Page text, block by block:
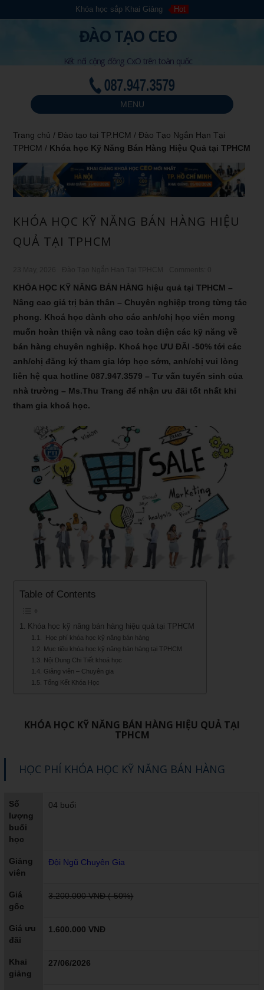
Khóa học sắp Khai Giảng Hot
ĐÀO TẠO CEO
Kết nối cộng đồng CxO trên toàn quốc
087.947.3579
MENU
Trang chủ /Đào tạo tại TP.HCM /Đào Tạo Ngắn Hạn Tại
TPHCM / Khóa học Kỹ Năng Bán Hàng Hiệu Quả tại TPHCM
KHÓA HỌC KỸ NĂNG BÁN HÀNG HIỆU
QUẢ TẠI TPHCM
KHÓA HỌC KỸ NĂNG BÁN HÀNG hiệu quả tại TPHCM –
Nâng cao giá trị bản thân – Chuyên nghiệp trong từng tác
phong. Khoá học dành cho các anh/chị học viên mong
muốn hoàn thiện và nâng cao toàn diện các kỹ năng về
bán hàng chuyên nghiệp. Khoá học ƯU ĐÃI -50% tới các
anh/chị đăng ký tham gia lớp học sớm, anh/chị vui lòng
liên hệ qua hotline 087.947.3579 – Tư vấn tuyển sinh của
nhà trường – Ms.Thu Trang để nhận ưu đãi tốt nhất khi
tham gia khoá học.
Table of Contents
Khóa học kỹ năng bán hàng hiệu quả tại TPHCM
Học phí khóa học kỹ năng bán hàng
Mục tiêu khóa học kỹ năng bán hàng tại TPHCM
Nội Dung Chi Tiết khoá học
Giảng viên – Chuyên gia
Tổng Kết Khóa Học
KHÓA HỌC KỸ NĂNG BÁN HÀNG HIỆU QUẢ TẠI
TPHCM
HỌC PHÍ KHÓA HỌC KỸ NĂNG BÁN HÀNG
Số
lượng
buổi
học
04 buổi
Giảng
viên
Đội Ngũ Chuyên Gia
Giá
gốc
3.200.000 VNĐ (-50%)
Giá ưu
đãi
1.600.000 VNĐ
Khai
giảng
27/06/2026